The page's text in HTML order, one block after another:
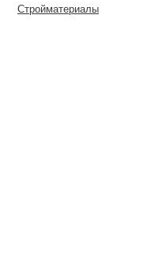
Стройматериалы